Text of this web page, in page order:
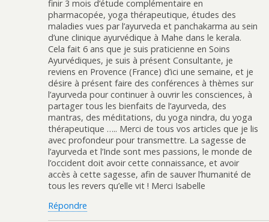
finir 3 mois d’étude complémentaire en
pharmacopée, yoga thérapeutique, études des
maladies vues par l’ayurveda et panchakarma au sein
d’une clinique ayurvédique à Mahe dans le kerala.
Cela fait 6 ans que je suis praticienne en Soins
Ayurvédiques, je suis à présent Consultante, je
reviens en Provence (France) d’ici une semaine, et je
désire à présent faire des conférences à thèmes sur
l’ayurveda pour continuer à ouvrir les consciences, à
partager tous les bienfaits de l’ayurveda, des
mantras, des méditations, du yoga nindra, du yoga
thérapeutique ….. Merci de tous vos articles que je lis
avec profondeur pour transmettre. La sagesse de
l’ayurveda et l’Inde sont mes passions, le monde de
l’occident doit avoir cette connaissance, et avoir
accès à cette sagesse, afin de sauver l’humanité de
tous les revers qu’elle vit ! Merci Isabelle
Répondre